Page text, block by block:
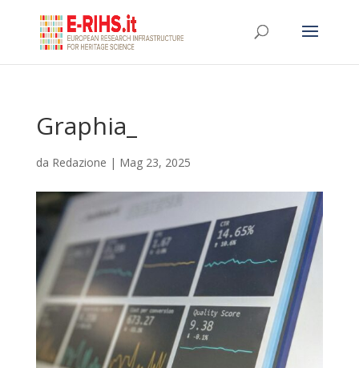
Graphia_
da Redazione | Mag 23, 2025